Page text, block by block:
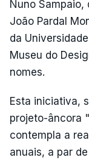
Nuno
João Pardal
da
Museu do
nomes.
Esta iniciativa,
projeto-âncora
contempla a
anuais, a par